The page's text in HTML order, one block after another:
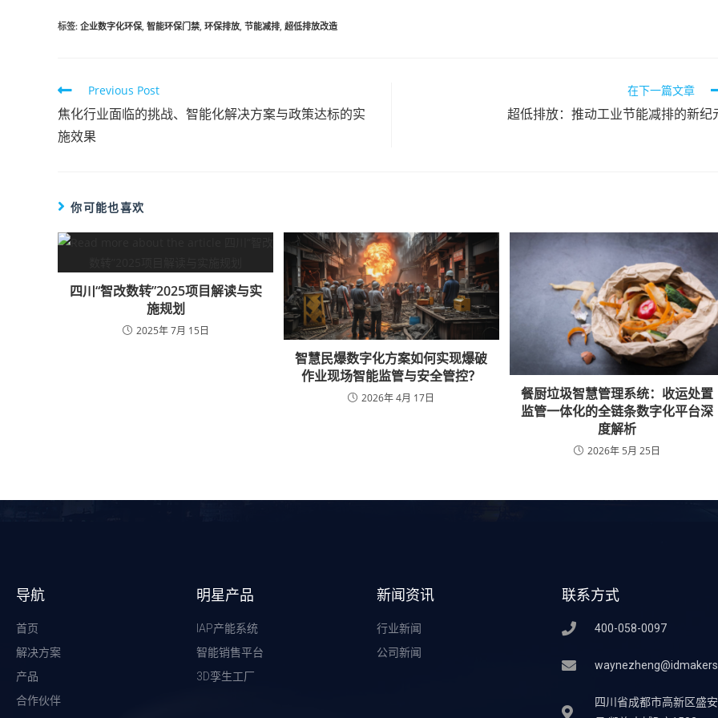
标签: 企业数字化环保 智能环保门禁 环保排放 节能减排 超低排放改造
Previous Post
焦化行业面临的挑战、智能化解决方案与政策达标的实
施效果
在下一篇文章
超低排放：推动工业节能减排的新纪
你可能也喜欢
四川“智改数转”2025项目解读与实
施规划
2025年 7月 15日
智慧民爆数字化方案如何实现爆破
作业现场智能监管与安全管控？
2026年 4月 17日
餐厨垃圾智慧管理系统：收运处置
监管一体化的全链条数字化平台深
度解析
2026年 5月 25日
导航
首页
解决方案
产品
合作伙伴
明星产品
IAP产能系统
智能销售平台
3D孪生工厂
新闻资讯
行业新闻
公司新闻
联系方式
400-058-0097
四川省成都市高新区盛